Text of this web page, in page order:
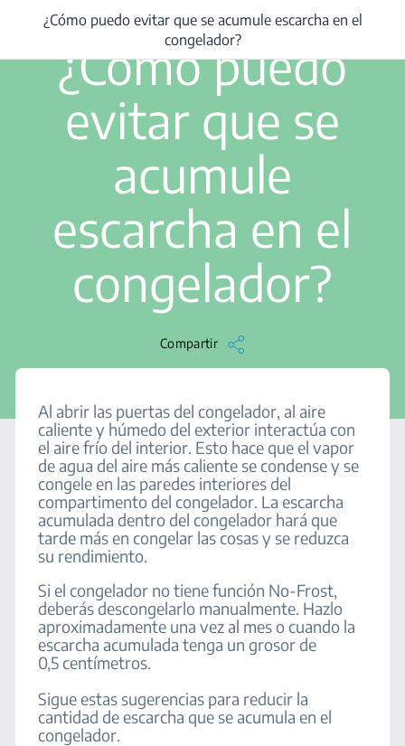
... / ¿Cómo puedo evitar que se acumule escarcha en el congelador?
2 min de lectura
¿Cómo puedo
evitar que se
acumule
escarcha en el
congelador?
Compartir
¿Cómo puedo evitar que se acumule escarcha en el
congelador?
Al abrir las puertas del congelador, al aire
caliente y húmedo del exterior interactúa con
el aire frío del interior. Esto hace que el vapor
de agua del aire más caliente se condense y se
congele en las paredes interiores del
compartimento del congelador. La escarcha
acumulada dentro del congelador hará que
tarde más en congelar las cosas y se reduzca
su rendimiento.
Si el congelador no tiene función No-Frost,
deberás descongelarlo manualmente. Hazlo
aproximadamente una vez al mes o cuando la
escarcha acumulada tenga un grosor de
0,5 centímetros.
Sigue estas sugerencias para reducir la
cantidad de escarcha que se acumula en el
congelador.